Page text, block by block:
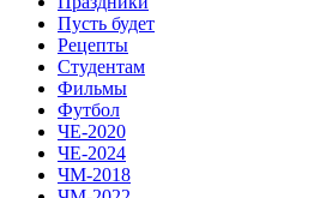
Пусть будет
Рецепты
Студентам
Фильмы
Футбол
ЧЕ-2020
ЧЕ-2024
ЧМ-2018